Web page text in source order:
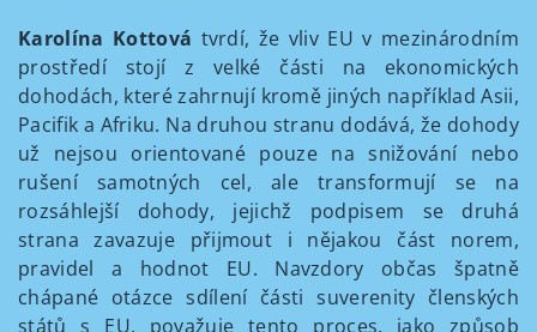
Karolína Kottová tvrdí, že vliv EU v mezinárodním
prostředí stojí z velké části na ekonomických
dohodách, které zahrnují kromě jiných například Asii,
Pacifik a Afriku. Na druhou stranu dodává, že dohody
už nejsou orientované pouze na snižování nebo
rušení samotných cel, ale transformují se na
rozsáhlejší dohody, jejichž podpisem se druhá
strana zavazuje přijmout i nějakou část norem,
pravidel a hodnot EU. Navzdory občas špatně
chápané otázce sdílení části suverenity členských
států s EU, považuje tento proces, jako způsob